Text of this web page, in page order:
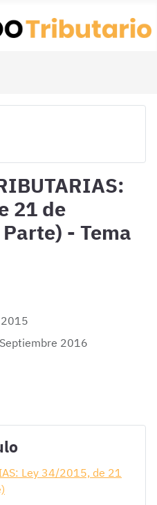
21 de
- Tema
2016
Ley 34/2015, de 21